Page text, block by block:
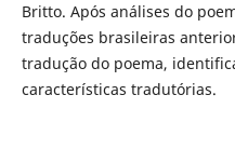
Britto. Após análises do
traduções brasileiras
tradução do poema,
características tradutórias.